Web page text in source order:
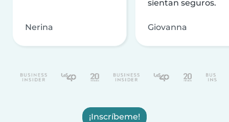
Nerina
sientan seguros.
Giovanna
¡Inscríbeme!